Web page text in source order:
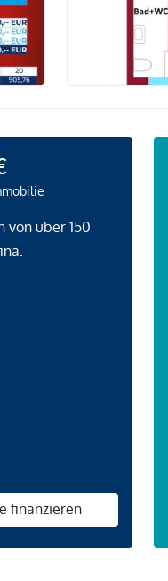
von über 150
finanzieren